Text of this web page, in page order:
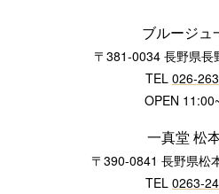
ブルージュ
〒381-0034 長野県長
TEL 026-
OPEN
一真堂 松
〒390-0841 長野県松
TEL 0263-